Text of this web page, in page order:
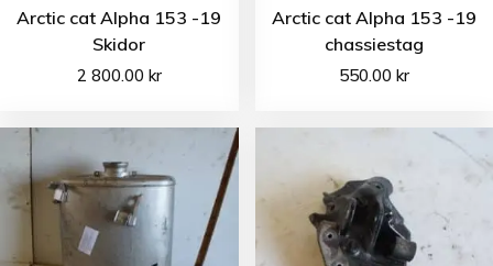
Arctic cat Alpha 153 -19
Skidor
2 800.00 kr
Arctic cat Alpha 153 -19
chassiestag
550.00 kr